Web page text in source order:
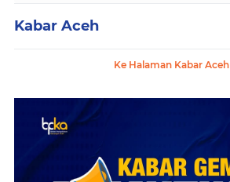
Kabar Aceh
Ke Halaman Kabar Aceh